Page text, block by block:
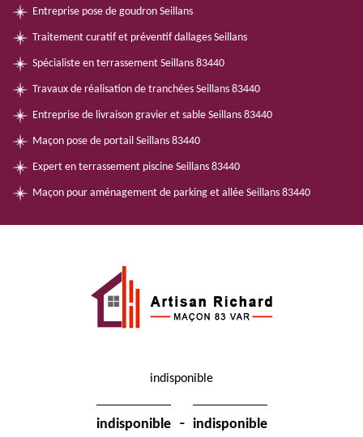
Entreprise pose de goudron Seillans
Traitement curatif et préventif dallages Seillans
Spécialiste en terrassement Seillans 83440
Travaux de réalisation de tranchées Seillans 83440
Entreprise de livraison gravier et sable Seillans 83440
Maçon pose de portail Seillans 83440
Expert en terrassement piscine Seillans 83440
Maçon pour aménagement de parking et allée Seillans 83440
indisponible
indisponible - indisponible